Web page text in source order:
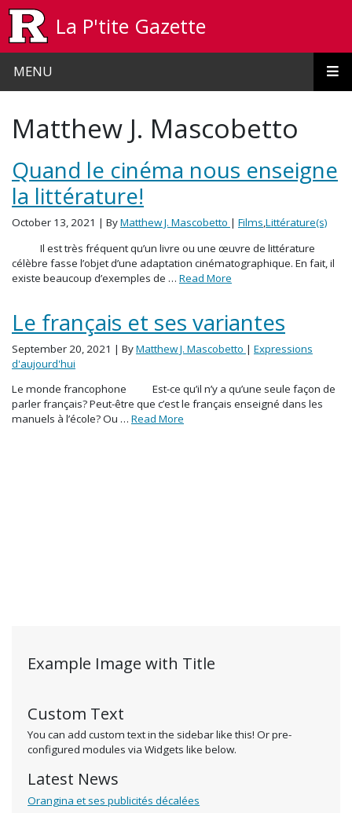
La P'tite Gazette
MENU
Example Image with Title
Custom Text
You can add custom text in the sidebar like this! Or pre-
configured modules via Widgets like below.
Latest News
Orangina et ses publicités décalées
Matthew J. Mascobetto
Quand le cinéma nous enseigne
la littérature!
October 13, 2021 | ByMatthew J. Mascobetto | Films,Littérature(s)
Il est très fréquent qu’un livre ou une œuvre de littérature
célèbre fasse l’objet d’une adaptation cinématographique. En fait, il
existe beaucoup d’exemples de … Read More
Le français et ses variantes
September 20, 2021 | ByMatthew J. Mascobetto | Expressions
d'aujourd'hui
Le monde francophone Est-ce qu’il n’y a qu’une seule façon de
parler français? Peut-être que c’est le français enseigné dans les
manuels à l’école? Ou … Read More